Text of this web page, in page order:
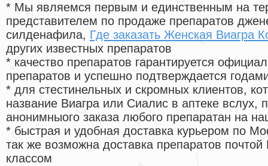
* Мы являемся первым и единственным на
представителем по продаже препаратов
силденафила, Где заказать Женская Виагра
других известных препаратов
* качество препаратов гарантируется
препаратов и успешно подтверждается
* для стестинельных и скромных клиентов,
название Виагра или Сиалис в аптеке вслух,
анонимныого заказа любого препаратан на
* быстрая и удобная доставка курьером по
так же возможна доставка препаратов
классом